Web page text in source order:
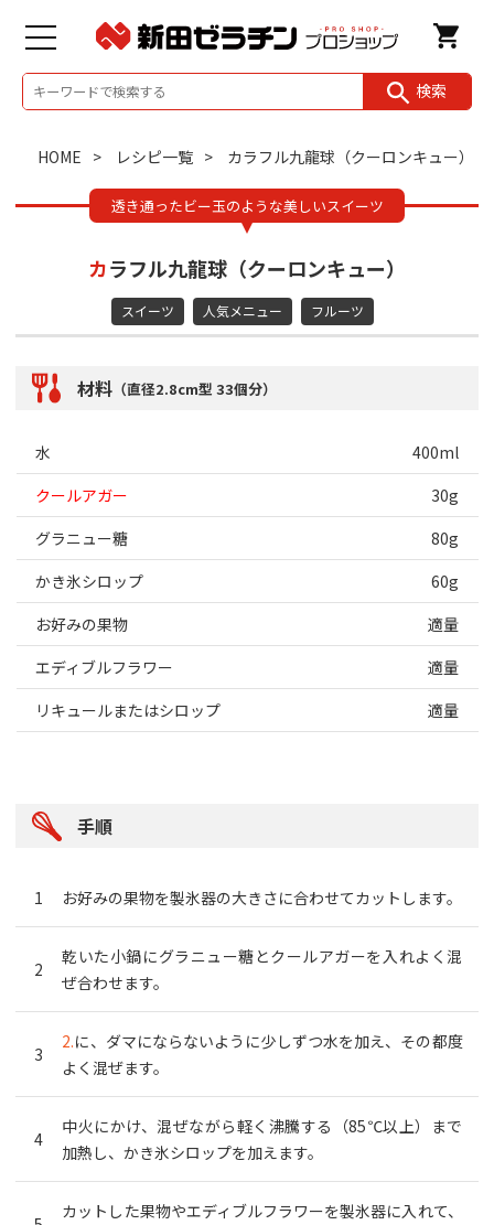
検索
HOME レシピ一覧 カラフル九龍球（クーロンキュー）
透き通ったビー玉のような美しいスイーツ
カラフル九龍球（クーロンキュー）
スイーツ 人気メニュー フルーツ
材料 （直径2.8cm型 33個分）
水
400ml
クールアガー
30g
グラニュー糖
80g
かき氷シロップ
60g
お好みの果物
適量
エディブルフラワー
適量
リキュールまたはシロップ
適量
手順
お好みの果物を製氷器の大きさに合わせてカットします。
乾いた小鍋にグラニュー糖とクールアガーを入れよく混
ぜ合わせます。
2.に、ダマにならないように少しずつ水を加え、その都度
よく混ぜます。
中火にかけ、混ぜながら軽く沸騰する（85℃以上）まで
加熱し、かき氷シロップを加えます。
カットした果物やエディブルフラワーを製氷器に入れて、